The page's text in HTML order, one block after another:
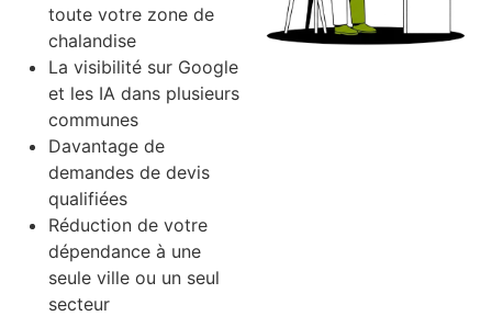
toute votre zone de
chalandise
La visibilité sur Google
et les IA dans plusieurs
communes
Davantage de
demandes de devis
qualifiées
Réduction de votre
dépendance à une
seule ville ou un seul
secteur